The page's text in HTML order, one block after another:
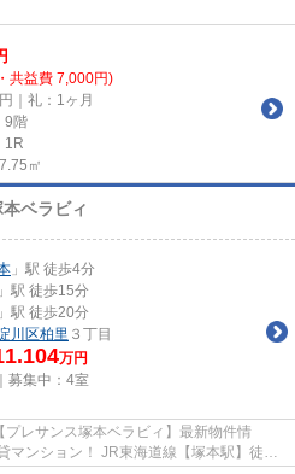
共益費 7,000円)
｜礼：1ヶ月
9階
1R
㎡
ベラビィ
」駅 徒歩4分
」駅 徒歩15分
」駅 徒歩20分
川区柏里 ３丁目
万円
募集中： 4室
レサンス塚本ベラビィ】最新物件情
ンション！ JR東海道線【塚本駅】徒歩4